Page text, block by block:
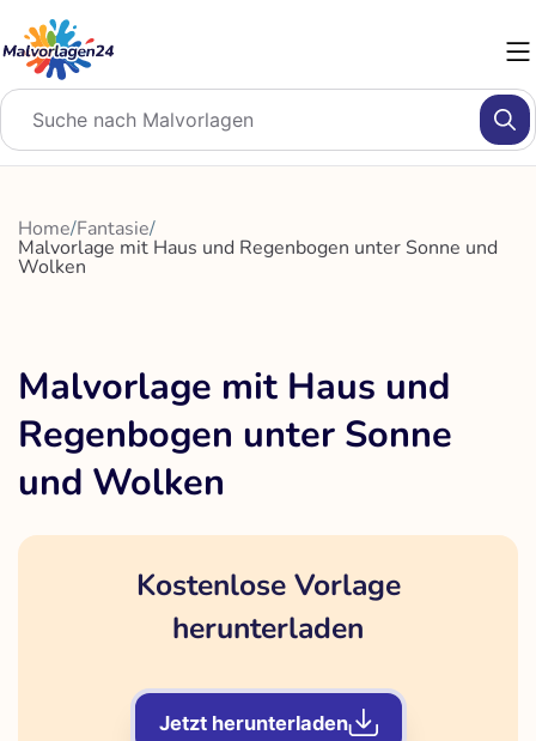
Inhalt
springen
Home/Fantasie/
Malvorlage mit Haus und Regenbogen unter Sonne und
Wolken
Malvorlage mit Haus und
Regenbogen unter Sonne
und Wolken
Kostenlose Vorlage
herunterladen
Jetzt herunterladen